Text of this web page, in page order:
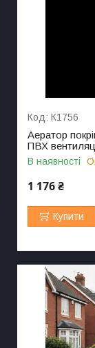
К1756
Аератор
ПВХ
В наявності
1 176 ₴
Купити